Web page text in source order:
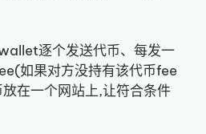
逐个发送代币、每发一
如果对方没持有该代币fee
在一个网站上,让符合条件